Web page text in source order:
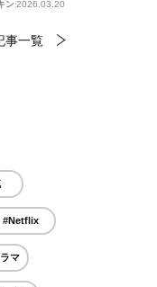
ングダム 自分の音を鳴らせ。
2026.03.20
事一覧
#Netflix
マ